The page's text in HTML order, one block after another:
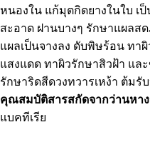
หนองใน แก้มุตกิดยางในใบ เ
สะอาด ฝานบางๆ รักษาแผลส
แผลเป็นจางลง ดับพิษร้อน ทา
แสงแดด ทาผิวรักษาสิวฝ้า แล
รักษาริดสีดวงทวารเหง้า ต้ม
คุณสมบัติสารสกัดจากว่านหาง
แบคทีเรีย